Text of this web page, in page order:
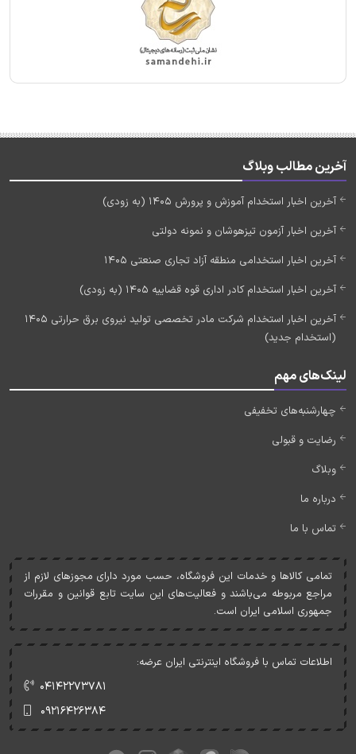
آخرین مطالب وبلاگ
آخرین اخبار استخدام آموزش و پرورش 1405 (به زودی)
آخرین اخبار آزمون تیزهوشان و نمونه دولتی
آخرین اخبار استخدامی منطقه آزاد تجاری صنعتی 1405
آخرین اخبار استخدام کادر اداری قوه قضاییه 1405 (به زودی)
آخرین اخبار استخدام شرکت مادر تخصصی تولید نیروی برق حرارتی 1405
(استخدام جدید)
لینک‌های مهم
چهارشنبه‌های تخفیفی
رضایت و قبولی
وبلاگ
درباره ما
تماس با ما
تمامی کالاها و خدمات اين فروشگاه، حسب مورد دارای مجوزهای لازم از
مراجع مربوطه می‌باشند و فعاليت‌های اين سايت تابع قوانين و مقررات
جمهوری اسلامی ايران است.
اطلاعات تماس با فروشگاه اینترنتی ایران عرضه:
۰۴۱۴۲۲۷۳۷۸۱
۰۹۲۱۶۴۲۶۳۸۴